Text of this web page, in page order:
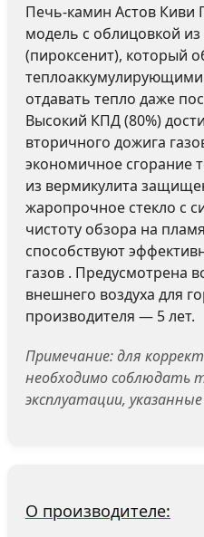
Печь-камин Астов Киви
модель с облицовкой
(пироксенит), который
отдавать тепло даже
Высокий КПД (80%)
вторичного дожига
экономичное сгорание
из вермикулита
жаропрочное стекло с
чистоту обзора на
способствуют
газов . Предусмотрена
внешнего воздуха для
производителя — 5 лет.
Примечание: для
необходимо соблюдать
эксплуатации,
О производителе: